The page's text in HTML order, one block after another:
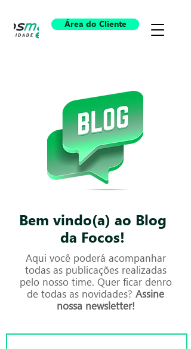
Área do Cliente
Bem vindo(a) ao Blog
da Focos!
Aqui você poderá acompanhar
todas as publicações realizadas
pelo nosso time. Quer ficar denro
de todas as novidades? Assine
nossa newsletter!